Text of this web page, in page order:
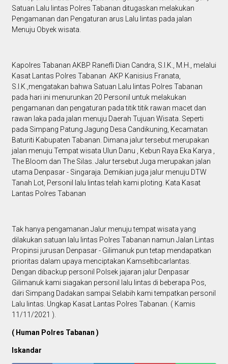
Satuan Lalu lintas Polres Tabanan ditugaskan melakukan
Pengamanan dan Pengaturan arus Lalu lintas pada jalan
Menuju Obyek wisata.
Kapolres Tabanan AKBP Ranefli Dian Candra, S.I.K., M.H., melalui
Kasat Lantas Polres Tabanan AKP Kanisius Franata,
S.I.K.,mengatakan bahwa Satuan Lalu lintas Polres Tabanan
pada hari ini menurunkan 20 Personil untuk melakukan
pengamanan dan pengaturan pada titik titik rawan macet dan
rawan laka pada jalan menuju Daerah Tujuan Wisata. Seperti
pada Simpang Patung Jagung Desa Candikuning, Kecamatan
Baturiti Kabupaten Tabanan. Dimana jalur tersebut merupakan
jalan menuju Tempat wisata Ulun Danu , Kebun Raya Eka Karya ,
The Bloom dan The Silas. Jalur tersebut Juga merupakan jalan
utama Denpasar - Singaraja. Demikian juga jalur menuju DTW
Tanah Lot, Personil lalu lintas telah kami ploting. Kata Kasat
Lantas Polres Tabanan
Tak hanya pengamanan Jalur menuju tempat wisata yang
dilakukan satuan lalu lintas Polres Tabanan namun Jalan Lintas
Propinsi jurusan Denpasar - Gilimanuk pun tetap mendapatkan
prioritas dalam upaya menciptakan Kamseltibcarlantas.
Dengan dibackup personil Polsek jajaran jalur Denpasar
Gilimanuk kami siagakan personil lalu lintas di beberapa Pos,
dari Simpang Dadakan sampai Selabih kami tempatkan personil
Lalu lintas. Ungkap Kasat Lantas Polres Tabanan. ( Kamis
11/11/2021 ).
( Human Polres Tabanan )
Iskandar